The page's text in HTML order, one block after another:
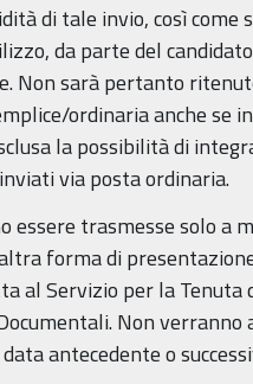
di tale invio, così
da parte del
Non sarà pertanto
ordinaria anche se
la possibilità di
via posta ordinaria.
essere trasmesse solo a
altra forma di
al Servizio per la
Non
antecedente o